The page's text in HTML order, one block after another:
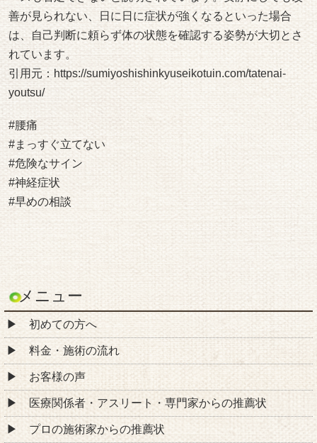
善が見られない、日に日に症状が強くなるといった場合
は、自己判断に頼らず体の状態を確認する姿勢が大切とさ
れています。
引用元： https://sumiyoshishinkyuseikotuin.com/tatenai-
youtsu/
#腰痛
#まっすぐ立てない
#危険なサイン
#神経症状
#早めの相談
メニュー
初めての方へ
料金・施術の流れ
お客様の声
医療関係者・アスリート・専門家からの推薦状
プロの施術家からの推薦状